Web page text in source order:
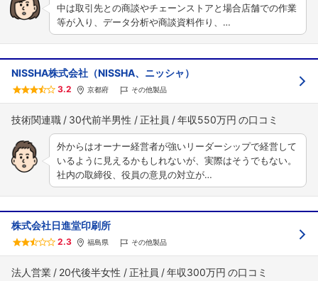
中は取引先との商談やチェーンストアと場合店舗での作業
等が入り、データ分析や商談資料作り、…
NISSHA株式会社（NISSHA、ニッシャ）
3.2 京都府 その他製品
技術関連職 30代前半男性 正社員 年収550万円
外からはオーナー経営者が強いリーダーシップで経営して
いるように見えるかもしれないが、実際はそうでもない。
社内の取締役、役員の意見の対立が…
株式会社日進堂印刷所
2.3 福島県 その他製品
法人営業 20代後半女性 正社員 年収300万円